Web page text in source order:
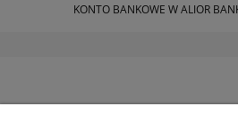
KONTO BANKOWE W ALIOR